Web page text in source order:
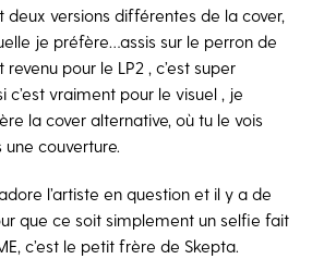
deux versions différentes de la cover,
je préfère…assis sur le perron de
pour le LP2 , c’est super
c’est vraiment pour le visuel , je
la cover alternative, où tu le vois
couverture.
l’artiste en question et il y a de
que ce soit simplement un selfie fait
c’est le petit frère de Skepta.